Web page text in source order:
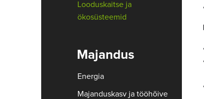
Looduskaitse ja
ökosüsteemid
Majandus
Energia
Majanduskasv ja tööhõive